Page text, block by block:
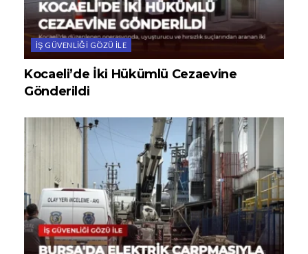
İŞ GÜVENLIĞI GÖZÜ ILE
Kocaeli’de İki Hükümlü Cezaevine
Gönderildi